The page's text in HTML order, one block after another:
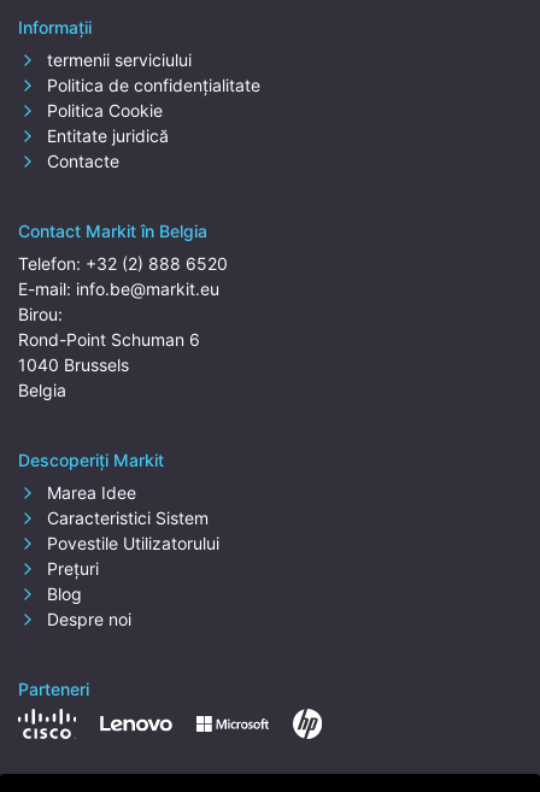
Informaţii
termenii serviciului
Politica de confidențialitate
Politica Cookie
Entitate juridică
Contacte
Contact Markit în Belgia
Telefon: +32 (2) 888 6520
E-mail: info.be@markit.eu
Birou:
Rond-Point Schuman 6
1040 Brussels
Belgia
Descoperiți Markit
Marea Idee
Caracteristici Sistem
Povestile Utilizatorului
Prețuri
Blog
Despre noi
Parteneri